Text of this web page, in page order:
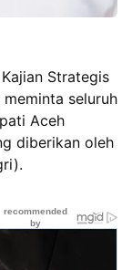
Strategis
meminta seluruh
Aceh
diberikan oleh